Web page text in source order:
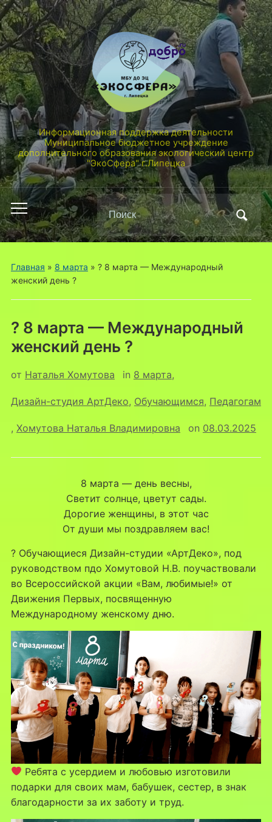
Информационная поддержка деятельности
Муниципальное бюджетное учреждение
дополнительного образования экологический центр
"ЭкоСфера" г.Липецка
Переключить
мобильное
меню
Поиск
по:
Главная » 8 марта » ? 8 марта — Международный
женский день ?
? 8 марта — Международный
женский день ?
от Наталья Хомутова in 8 марта,
Дизайн-студия АртДеко, Обучающимся, Педагогам
, Хомутова Наталья Владимировна on 08.03.2025
8 марта — день весны,
Светит солнце, цветут сады.
Дорогие женщины, в этот час
От души мы поздравляем вас!
? Обучающиеся Дизайн-студии «АртДеко», под
руководством пдо Хомутовой Н.В. поучаствовали
во Всероссийской акции «Вам, любимые!» от
Движения Первых, посвященную
Международному женскому дню.
Ребята с усердием и любовью изготовили
подарки для своих мам, бабушек, сестер, в знак
благодарности за их заботу и труд.